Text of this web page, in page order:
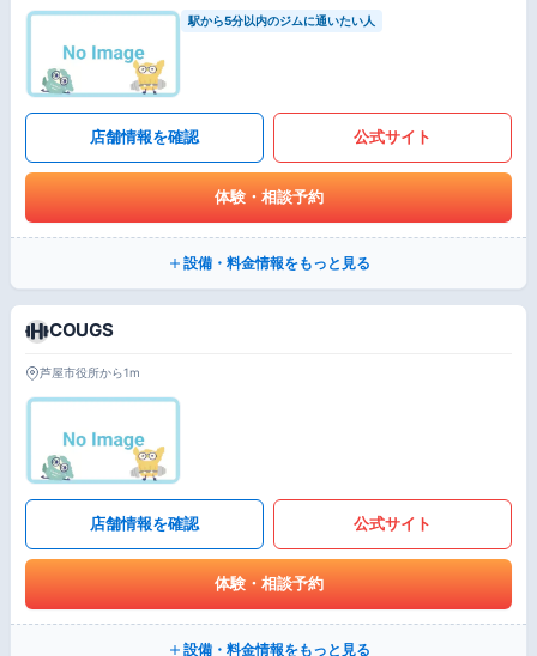
駅から5分以内のジムに通いたい人
店舗情報を確認 公式サイト
体験・相談予約
設備・料金情報をもっと見る
COUGS
芦屋市役所から1m
店舗情報を確認 公式サイト
体験・相談予約
設備・料金情報をもっと見る